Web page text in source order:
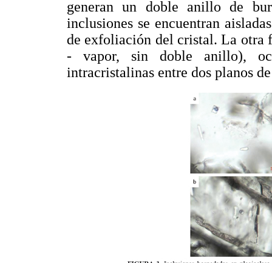
generan un doble anillo de
inclusiones se encuentran
de exfoliación del cristal. La otra
- vapor, sin doble anillo),
intracristalinas entre dos planos